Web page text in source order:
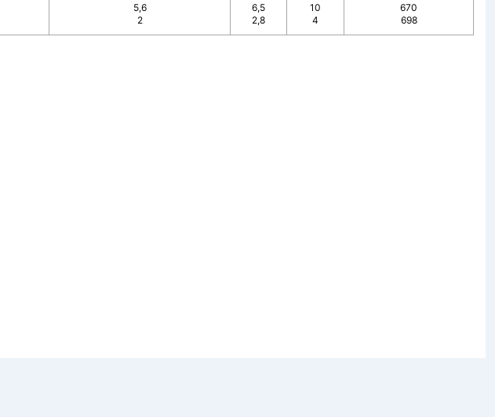
5,6
2
6,5
2,8
10
4
670
698